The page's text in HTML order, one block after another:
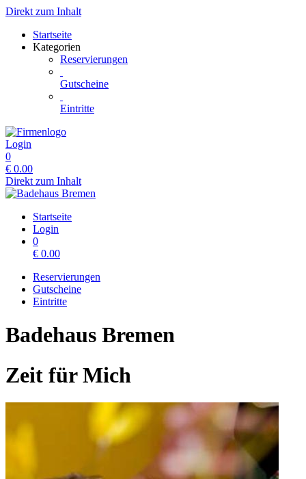
Direkt zum Inhalt
Startseite
Kategorien
Reservierungen
Gutscheine
Eintritte
Login
0
€ 0.00
Direkt zum Inhalt
Startseite
Login
0
€ 0.00
Reservierungen
Gutscheine
Eintritte
Badehaus Bremen
Zeit für Mich